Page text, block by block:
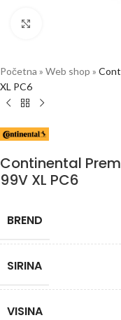
Početna » Web shop »
XL PC6
Continental
99V XL PC6
BREND
SIRINA
VISINA